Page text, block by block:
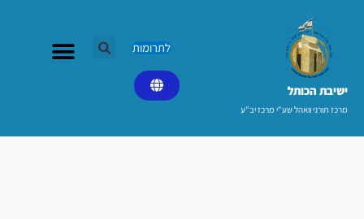
ישיבת הכותל​
מרכז תורני וואהל שע"י מרכז יב"ע
לתרומות